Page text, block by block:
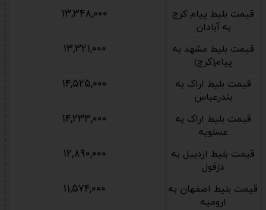
قیمت بلیط پیام کرج
به آبادان
۱۳,۳۴۸,۰۰۰
قیمت بلیط مشهد به
پیام(کرج)
۱۳,۳۲۱,۰۰۰
قیمت بلیط اراک به
بندرعباس
۱۴,۵۲۵,۰۰۰
قیمت بلیط اراک به
عسلویه
۱۴,۲۳۳,۰۰۰
قیمت بلیط اردبیل به
دزفول
۱۲,۸۹۰,۰۰۰
قیمت بلیط اصفهان به
ارومیه
۱۱,۵۷۴,۰۰۰